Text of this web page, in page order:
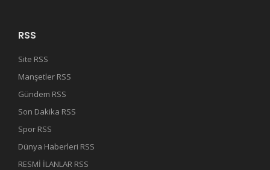
RSS
Site RSS
Manşetler RSS
Gündem RSS
Son Dakika RSS
Spor RSS
Dünya Haberleri RSS
RESMİ İLANLAR RSS